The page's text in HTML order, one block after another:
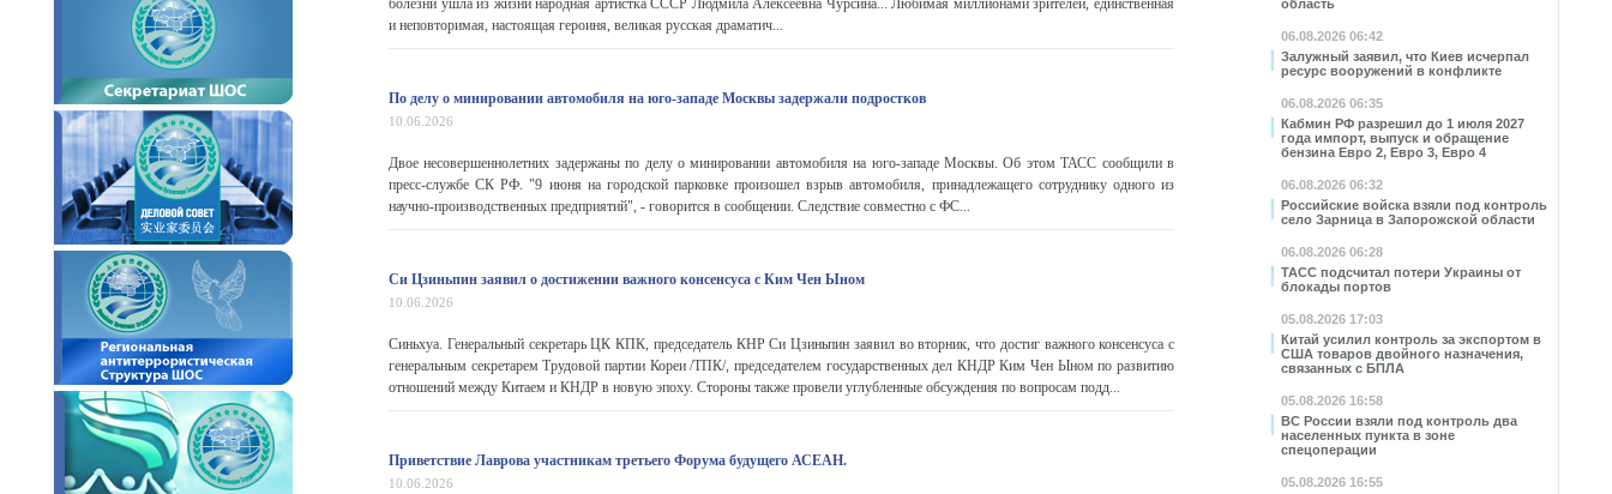
область
06.08.2026 06:42
Залужный заявил, что Киев исчерпал
ресурс вооружений в конфликте
06.08.2026 06:35
Кабмин РФ разрешил до 1 июля 2027
года импорт, выпуск и обращение
бензина Евро 2, Евро 3, Евро 4
06.08.2026 06:32
Российские войска взяли под контроль
село Зарница в Запорожской области
06.08.2026 06:28
ТАСС подсчитал потери Украины от
блокады портов
05.08.2026 17:03
Китай усилил контроль за экспортом в
США товаров двойного назначения,
связанных с БПЛА
05.08.2026 16:58
ВС России взяли под контроль два
населенных пункта в зоне
спецоперации
05.08.2026 16:55
болезни ушла из жизни народная артистка СССР Людмила Алексеевна Чурсина... Любимая миллионами зрителей, единственная
и неповторимая, настоящая героиня, великая русская драматич...
По делу о минировании автомобиля на юго-западе Москвы задержали подростков
10.06.2026
Двое несовершеннолетних задержаны по делу о минировании автомобиля на юго-западе Москвы. Об этом ТАСС сообщили в
пресс-службе СК РФ. "9 июня на городской парковке произошел взрыв автомобиля, принадлежащего сотруднику одного из
научно-производственных предприятий", - говорится в сообщении. Следствие совместно с ФС...
Си Цзиньпин заявил о достижении важного консенсуса с Ким Чен Ыном
10.06.2026
Синьхуа. Генеральный секретарь ЦК КПК, председатель КНР Си Цзиньпин заявил во вторник, что достиг важного консенсуса с
генеральным секретарем Трудовой партии Кореи /ТПК/, председателем государственных дел КНДР Ким Чен Ыном по развитию
отношений между Китаем и КНДР в новую эпоху. Стороны также провели углубленные обсуждения по вопросам подд...
Приветствие Лаврова участникам третьего Форума будущего АСЕАН.
10.06.2026